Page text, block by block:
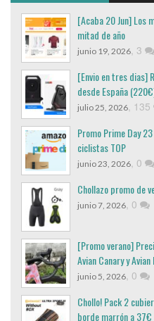
[Acaba 20 Jun] Los
mitad de año
junio 19, 2026, 3
[Envio en tres dias]
desde España
julio 25, 2026, 135
Promo Prime Day
ciclistas TOP
junio 23, 2026, 0
Chollazo promo de
junio 7, 2026, 0
[Promo verano]
Avian Canary y
junio 5, 2026, 0
Chollo! Pack 2
borde marrón a 37€